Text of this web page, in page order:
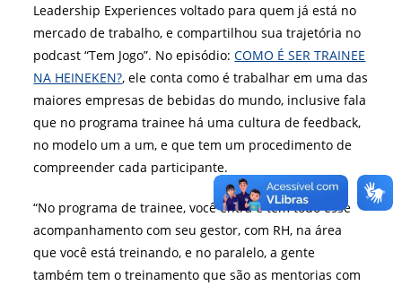
Leadership Experiences voltado para quem já está no
mercado de trabalho, e compartilhou sua trajetória no
podcast “Tem Jogo”. No episódio:COMO É SER TRAINEE
NA HEINEKEN?, ele conta como é trabalhar em uma das
maiores empresas de bebidas do mundo, inclusive fala
que no programa trainee há uma cultura de feedback,
no modelo um a um, e que tem um procedimento de
compreender cada participante.
“No programa de trainee, você entra e tem todo esse
acompanhamento com seu gestor, com RH, na área
que você está treinando, e no paralelo, a gente
também tem o treinamento que são as mentorias com